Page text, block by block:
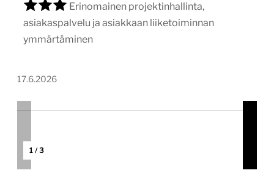
Erinomainen projektinhallinta,
asiakaspalvelu ja asiakkaan liiketoiminnan
ymmärtäminen
17.6.2026
1 / 3